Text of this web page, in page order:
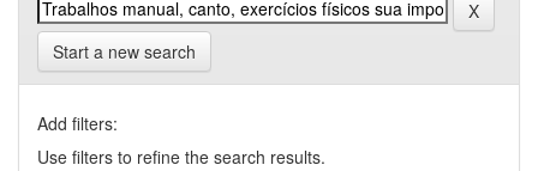
Start a new search
Add filters:
Use filters to refine the search results.